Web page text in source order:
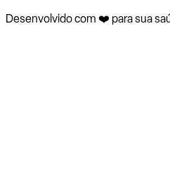
Desenvolvido com ❤️ para sua